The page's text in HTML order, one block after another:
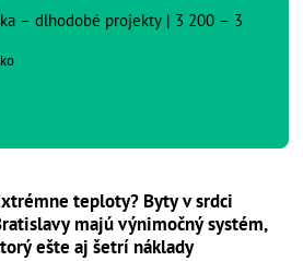
– dlhodobé projekty | 3 200 – 3
teploty? Byty v srdci
majú výnimočný systém,
ešte aj šetrí náklady